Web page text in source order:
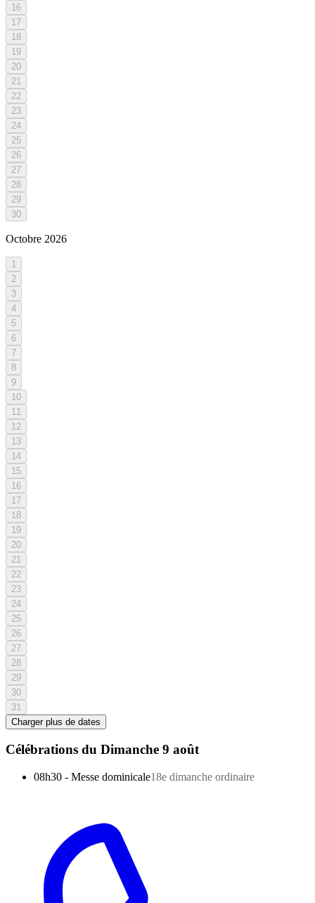
16
17
18
19
20
21
22
23
24
25
26
27
28
29
30
Octobre 2026
1
2
3
4
5
6
7
8
9
10
11
12
13
14
15
16
17
18
19
20
21
22
23
24
25
26
27
28
29
30
31
Charger plus de dates
Célébrations du Dimanche 9 août
08h30 - Messe dominicale18e dimanche ordinaire